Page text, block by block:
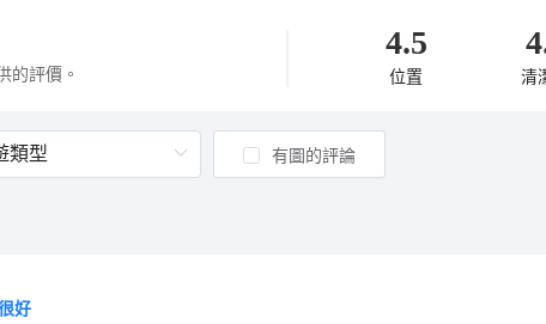
的評價。
4.5
位置 清
有圖的評論
好